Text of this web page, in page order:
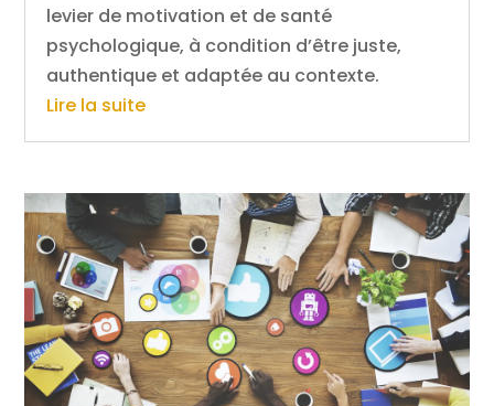
levier de motivation et de santé
psychologique, à condition d’être juste,
authentique et adaptée au contexte.
Lire la suite